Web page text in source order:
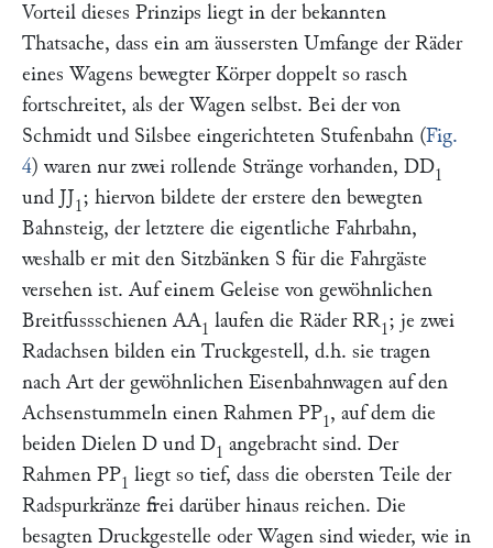
Vorteil dieses Prinzips liegt in der bekannten
Thatsache, dass ein am äussersten Umfange der Räder
eines Wagens bewegter Körper doppelt so rasch
fortschreitet, als der Wagen selbst. Bei der von
Schmidt und Silsbee eingerichteten Stufenbahn (Fig.
4) waren nur zwei rollende Stränge vorhanden, DD1
und JJ1; hiervon bildete der erstere den bewegten
Bahnsteig, der letztere die eigentliche Fahrbahn,
weshalb er mit den Sitzbänken S für die Fahrgäste
versehen ist. Auf einem Geleise von gewöhnlichen
Breitfussschienen AA1 laufen die Räder RR1; je zwei
Radachsen bilden ein Truckgestell, d.h. sie tragen
nach Art der gewöhnlichen Eisenbahnwagen auf den
Achsenstummeln einen Rahmen PP1, auf dem die
beiden Dielen D und D1 angebracht sind. Der
Rahmen PP1 liegt so tief, dass die obersten Teile der
Radspurkränze frei darüber hinaus reichen. Die
besagten Druckgestelle oder Wagen sind wieder, wie in